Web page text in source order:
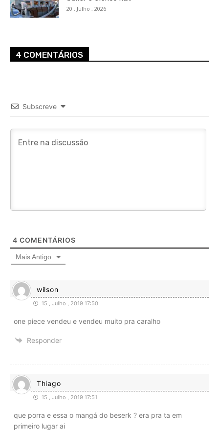
20 , Julho , 2026
4 COMENTÁRIOS
Subscreve
4 COMENTÁRIOS
Mais Antigo
wilson
15 , Julho , 2019 17:50
one piece vendeu e vendeu muito pra caralho
Responder
Thiago
15 , Julho , 2019 17:51
que porra e essa o mangá do beserk ? era pra ta em
primeiro lugar ai